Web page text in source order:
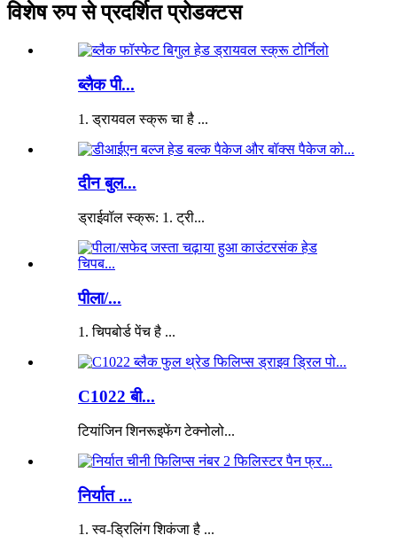
विशेष रुप से प्रदर्शित प्रोडक्टस
ब्लैक पी...
1. ड्रायवल स्क्रू चा है ...
दीन बुल...
ड्राईवॉल स्क्रू: 1. ट्री...
पीला/...
1. चिपबोर्ड पेंच है ...
C1022 बी...
टियांजिन शिनरूइफेंग टेक्नोलो...
निर्यात ...
1. स्व-ड्रिलिंग शिकंजा है ...